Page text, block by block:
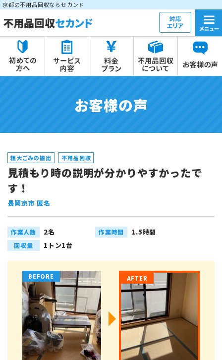
京都の不用品回収ならセカンド
お客様の声
粗大ごみの搬出 不用品回収
見積もり時の説明が分かりやすかったで
す！
長岡京市 匿名
作業人数 2名 作業時間 1.5時間
回収量 1トン1台